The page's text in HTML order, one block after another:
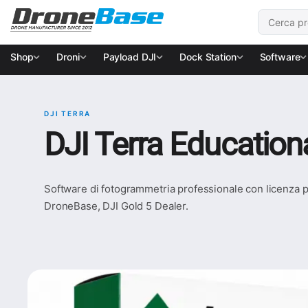
Salta alla navigazione
Salta al contenuto
Cerca:
Shop Droni Payload DJI Dock Station Software
DJI TERRA
DJI Terra
Software di fotogrammetria professionale con licenza
DroneBase, DJI Gold 5 Dealer.